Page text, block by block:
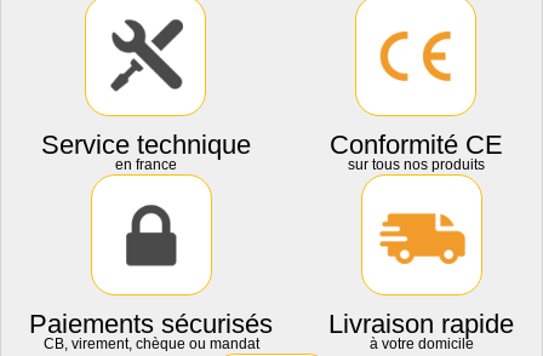
Service technique
en france
Conformité CE
sur tous nos produits
Paiements sécurisés
CB, virement, chèque ou mandat
Livraison rapide
à votre domicile